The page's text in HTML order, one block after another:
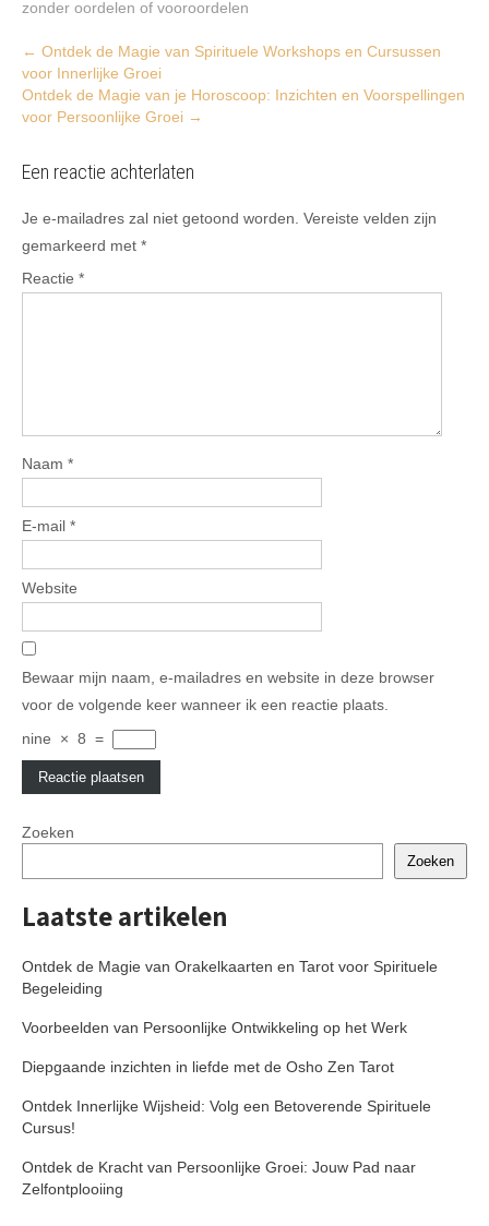
zonder oordelen of vooroordelen
Post
navigation
← Ontdek de Magie van Spirituele Workshops en Cursussen
voor Innerlijke Groei
Ontdek de Magie van je Horoscoop: Inzichten en Voorspellingen
voor Persoonlijke Groei →
Een reactie achterlaten
Je e-mailadres zal niet getoond worden. Vereiste velden zijn
gemarkeerd met *
Reactie *
Naam *
E-mail *
Website
Bewaar mijn naam, e-mailadres en website in deze browser
voor de volgende keer wanneer ik een reactie plaats.
nine
× 8 =
Zoeken
Zoeken
Laatste artikelen
Ontdek de Magie van Orakelkaarten en Tarot voor Spirituele
Begeleiding
Voorbeelden van Persoonlijke Ontwikkeling op het Werk
Diepgaande inzichten in liefde met de Osho Zen Tarot
Ontdek Innerlijke Wijsheid: Volg een Betoverende Spirituele
Cursus!
Ontdek de Kracht van Persoonlijke Groei: Jouw Pad naar
Zelfontplooiing